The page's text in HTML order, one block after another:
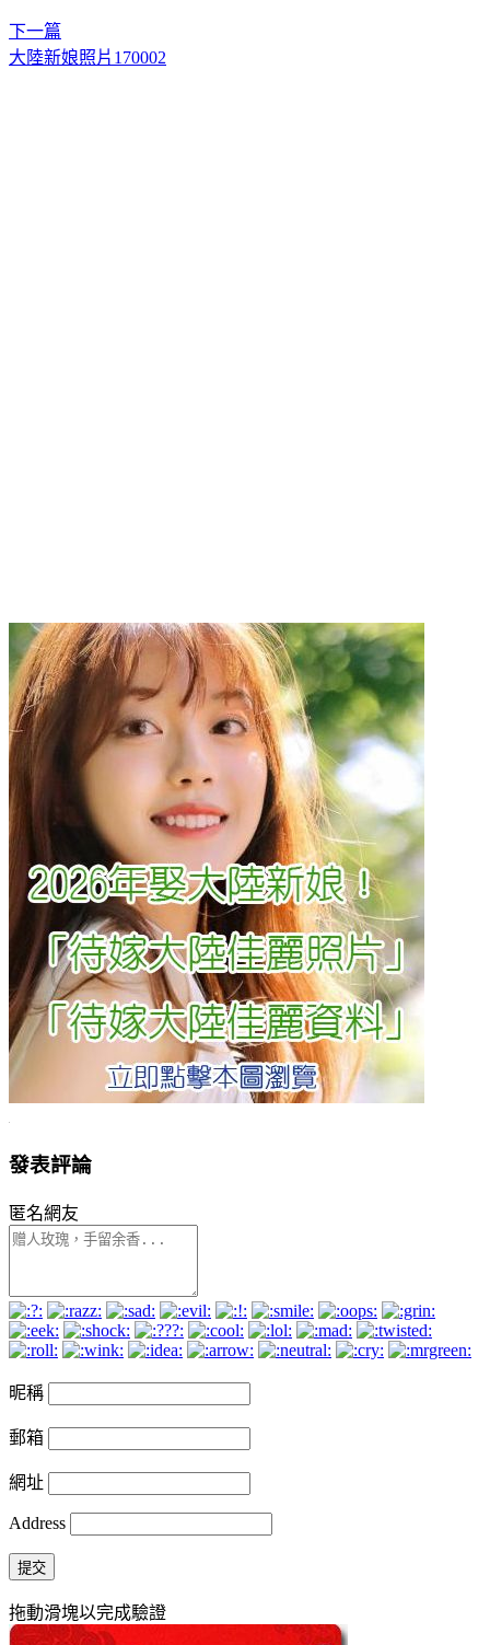
下一篇
大陸新娘照片170002
發表評論
匿名網友
昵稱
郵箱
網址
Address
提交
拖動滑塊以完成驗證